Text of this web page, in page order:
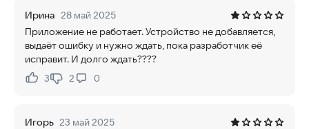
Ирина 28 май 2025
Приложение не работает. Устройство не добавляется,
выдаёт ошибку и нужно ждать, пока разработчик её
исправит. И долго ждать????
Нравится:
3Не нравится:
2 0
Игорь 23 май 2025